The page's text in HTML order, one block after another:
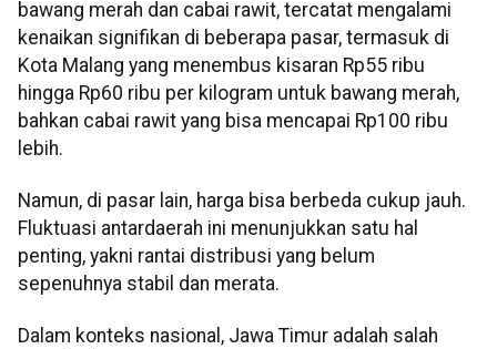
bawang merah dan cabai rawit, tercatat mengalami
kenaikan signifikan di beberapa pasar, termasuk di
Kota Malang yang menembus kisaran Rp55 ribu
hingga Rp60 ribu per kilogram untuk bawang merah,
bahkan cabai rawit yang bisa mencapai Rp100 ribu
lebih.
Namun, di pasar lain, harga bisa berbeda cukup jauh.
Fluktuasi antardaerah ini menunjukkan satu hal
penting, yakni rantai distribusi yang belum
sepenuhnya stabil dan merata.
Dalam konteks nasional, Jawa Timur adalah salah